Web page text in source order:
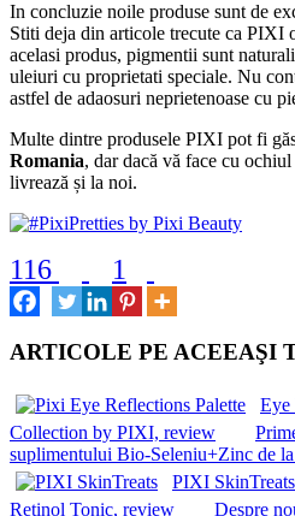
In concluzie noile produse sunt de
Stiti deja din articole trecute ca PIXI
acelasi produs, pigmentii sunt
uleiuri cu proprietati speciale. Nu
astfel de adaosuri neprietenoase cu
Multe dintre produsele PIXI pot fi
Romania, dar dacă vă face cu
livrează și la noi.
116 1
ARTICOLE PE ACEEAŞI
Eye
Collection by PIXI, review
suplimentului Bio-Seleniu+Zinc de
PIXI
Retinol Tonic, review
Despre